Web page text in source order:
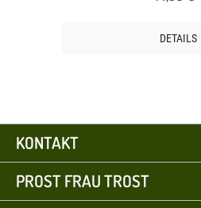
DETAILS
KONTAKT
PROST FRAU TROST